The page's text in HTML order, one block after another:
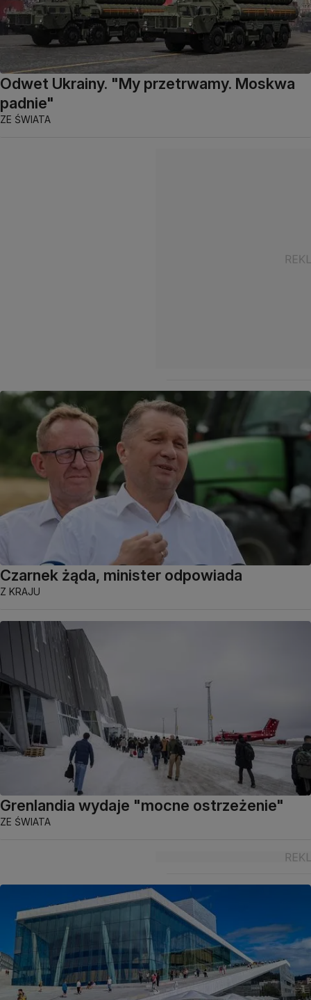
Odwet Ukrainy. "My przetrwamy. Moskwa
padnie"
ZE ŚWIATA
Czarnek żąda, minister odpowiada
Z KRAJU
Grenlandia wydaje "mocne ostrzeżenie"
ZE ŚWIATA